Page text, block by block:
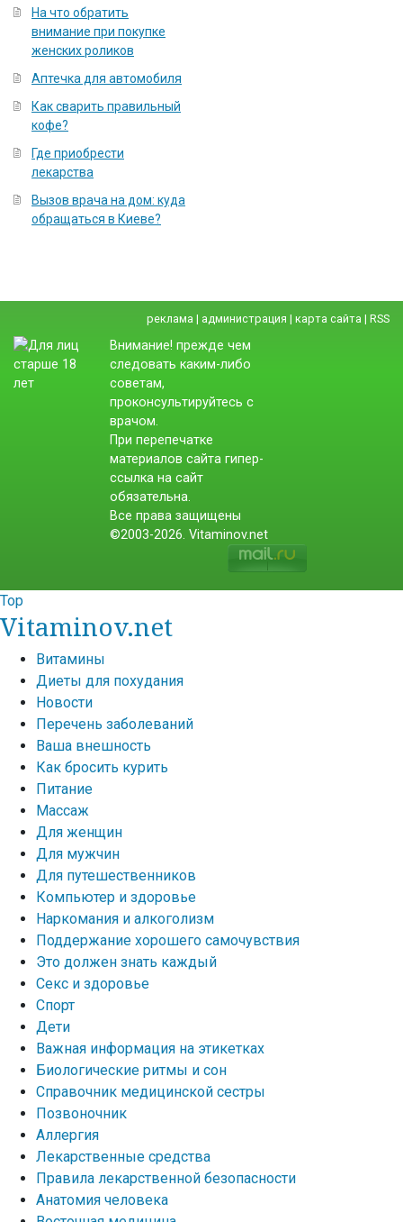
На что обратить
внимание при покупке
женских роликов
Аптечка для автомобиля
Как сварить правильный
кофе?
Где приобрести
лекарства
Вызов врача на дом: куда
обращаться в Киеве?
реклама | администрация | карта сайта | RSS
Внимание! прежде чем
следовать каким-либо
советам,
проконсультируйтесь с
врачом.
При перепечатке
материалов сайта гипер-
ссылка на сайт
обязательна.
Все права защищены
©2003-2026. Vitaminov.net
Top
Vitaminov.net
Витамины
Диеты для похудания
Новости
Перечень заболеваний
Ваша внешность
Как бросить курить
Питание
Массаж
Для женщин
Для мужчин
Для путешественников
Компьютер и здоровье
Наркомания и алкоголизм
Поддержание хорошего самочувствия
Это должен знать каждый
Секс и здоровье
Спорт
Дети
Важная информация на этикетках
Биологические ритмы и сон
Справочник медицинской сестры
Позвоночник
Аллергия
Лекарственные средства
Правила лекарственной безопасности
Aнатомия человека